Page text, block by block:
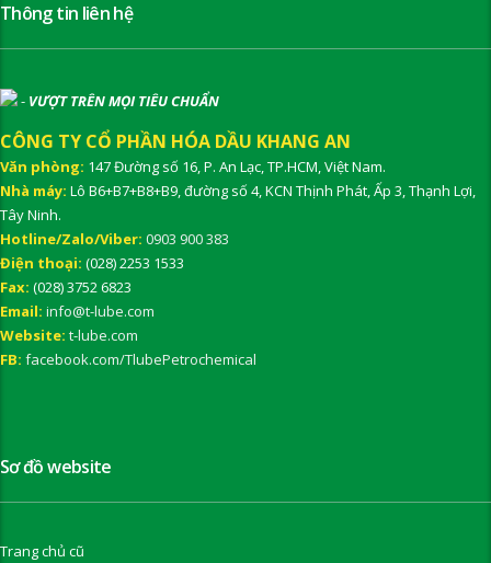
Thông tin liên hệ
- VƯỢT TRÊN MỌI TIÊU CHUẨN
CÔNG TY CỔ PHẦN HÓA DẦU KHANG AN
Văn phòng: 147 Đường số 16, P. An Lạc, TP.HCM, Việt Nam.
Nhà máy: Lô B6+B7+B8+B9, đường số 4, KCN Thịnh Phát, Ấp 3, Thạnh Lợi,
Tây Ninh.
Hotline/Zalo/Viber: 0903 900 383
Điện thoại: (028) 2253 1533
Fax: (028) 3752 6823
Email: info@t-lube.com
Website: t-lube.com
FB: facebook.com/TlubePetrochemical
Sơ đồ website
Trang chủ cũ